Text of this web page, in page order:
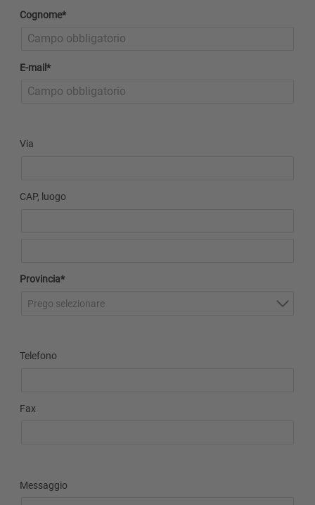
Cognome*
E-mail*
Via
CAP, luogo
Provincia*
Prego selezionare
Telefono
Fax
Messaggio